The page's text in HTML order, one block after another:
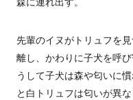
先輩のイヌがトリュフを
離し、かわりに子犬を呼
うして子犬は森や匂いに
と白トリュフは匂いが異